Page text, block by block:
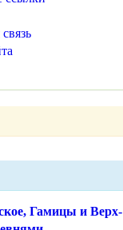
Гамицы и Верх-